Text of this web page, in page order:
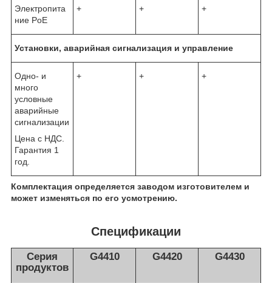
Электропита
ние PoE
+ + +
Установки, аварийная сигнализация и управление
Одно- и
много
условные
аварийные
сигнализации
Цена с НДС.
Гарантия 1
год.
+ + +
Комплектация определяется заводом изготовителем и
может изменяться по его усмотрению.
Спецификации
Серия
продуктов
G4410 G4420 G4430